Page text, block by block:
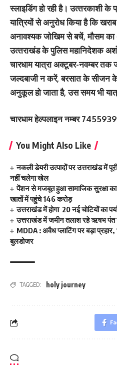
स्लाइडिंग हो रही है। उत्‍तरकाशी
यात्रियों से अनुरोध किया है कि
अनावश्यक जोखिम से बचें, मौसम
उत्‍तराखंड के पुलिस महानिदेशक
चारधाम यात्रा अक्टूबर-नवम्बर तक
जल्दबाजी न करें, बरसात के सीजन के
अनुकूल हो जाता है, उस समय भी
चारधाम हेल्पलाइन नम्बर
You Might Also Like
नकली डेयरी उत्पादों पर उत्तराखंड में
नहीं चलेगा खेल
पेंशन से मजबूत हुआ सामाजिक सुरक्षा का
खातों में पहुंचे 146 करोड़
उत्तराखंड में होगा 20 नई चोटियों का
उत्तराखंड में जमीन तलाश रहे ऋषभ पंत
MDDA : अवैध प्लाटिंग पर बड़ा प्रहार,
बुलडोजर
TAGGED: holy journey